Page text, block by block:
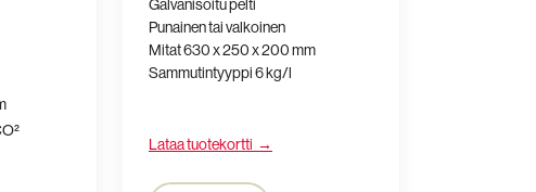
Galvanisoitu pelti
Punainen tai valkoinen
Mitat630 x 250 x 200 mm
Sammutintyyppi 6 kg/l
Lataa tuotekortti →